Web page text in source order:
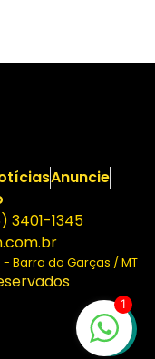
Anuncie
3401-1345
Barra do Garças / MT
1